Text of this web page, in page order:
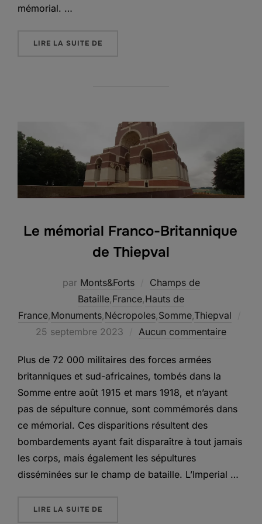
mémorial. …
LIRE LA SUITE DE
Le mémorial Franco-Britannique
de Thiepval
par Monts&Forts
Champs de
Bataille,France,Hauts de
France,Monuments,Nécropoles,Somme,Thiepval
Publié
25 septembre 2023 Aucun commentaire
Plus de 72 000 militaires des forces armées
britanniques et sud-africaines, tombés dans la
Somme entre août 1915 et mars 1918, et n’ayant
pas de sépulture connue, sont commémorés dans
ce mémorial. Ces disparitions résultent des
bombardements ayant fait disparaître à tout jamais
les corps, mais également les sépultures
disséminées sur le champ de bataille. L’Imperial …
LIRE LA SUITE DE